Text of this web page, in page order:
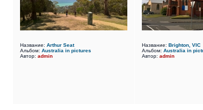
Название: Arthur Seat
Альбом: Australia in pictures
Автор: admin
Название: Brighton, VIC
Альбом: Australia in
Автор: admin